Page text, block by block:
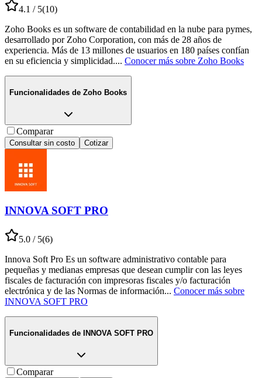
4.1 / 5(10)
Zoho Books es un software de contabilidad en la nube para pymes,
desarrollado por Zoho Corporation, con más de 28 años de
experiencia. Más de 13 millones de usuarios en 180 países confían
en su eficiencia y simplicidad.... Conocer más sobre Zoho Books
Funcionalidades de Zoho Books
Comparar
Consultar sin costo Cotizar
INNOVA SOFT PRO
5.0 / 5(6)
Innova Soft Pro Es un software administrativo contable para
pequeñas y medianas empresas que desean cumplir con las leyes
fiscales de facturación con impresoras fiscales y/o facturación
electrónica y de las Normas de información... Conocer más sobre
INNOVA SOFT PRO
Funcionalidades de INNOVA SOFT PRO
Comparar